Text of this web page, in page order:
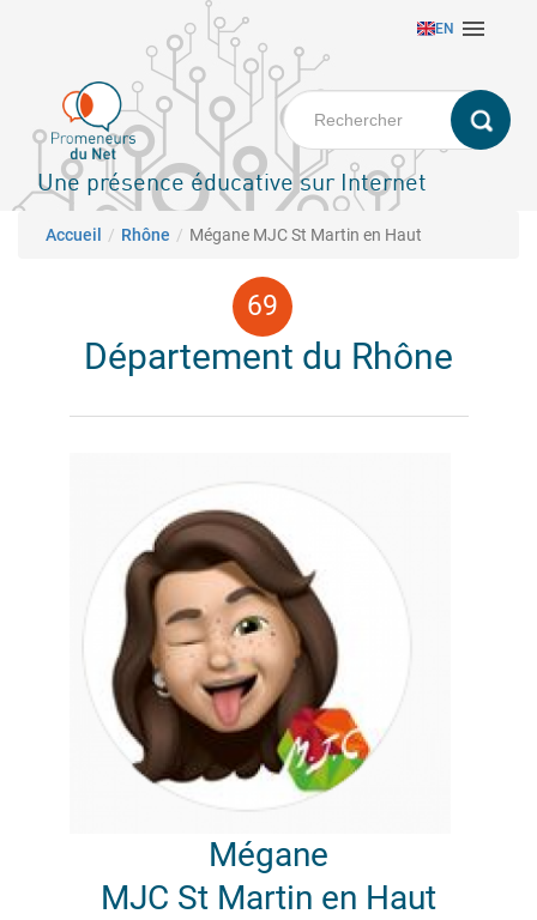
principal
EN 
Une présence éducative sur Internet
Fil d'Ariane
Accueil Rhône Mégane MJC St Martin en Haut
Département du Rhône
Mégane
MJC St Martin en Haut